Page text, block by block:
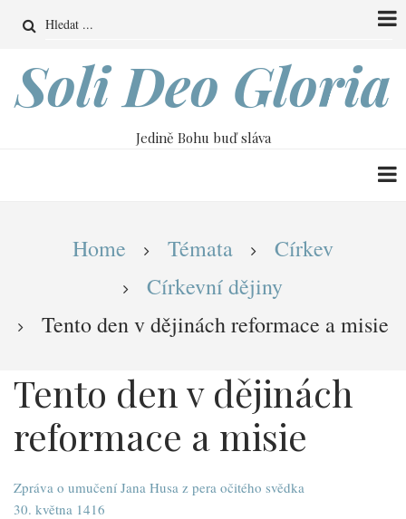
obsahu
Search
Soli Deo Gloria
Jedině Bohu buď sláva
Drobečková
navigace
Home Témata
Církev
Církevní dějiny
Tento den v dějinách reformace a misie
Tento den v dějinách
reformace a misie
Zpráva o umučení Jana Husa z pera očitého svědka
30. května 1416